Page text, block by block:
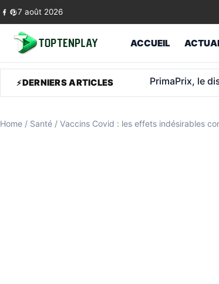
Skip to content
7 août 2026
ACCUEIL
DERNIERS ARTICLES 1 600 € de
Home / Santé / Vaccins Covid : les effets indésirables